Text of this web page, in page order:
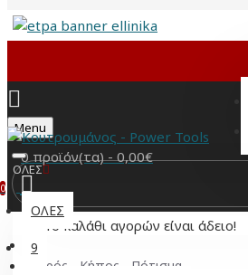
Menu
0 προϊόν(τα) - 0,00€
0
Το καλάθι αγορών είναι άδειο!
ΟΛΕΣ
ΟΛΕΣ
9
Αγρός - Κήπος - Πότισμα